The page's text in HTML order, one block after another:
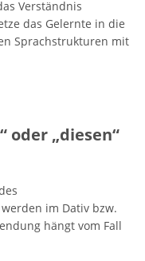
Verständnis
das Gelernte in die
Sprachstrukturen mit
oder „diesen“
im Dativ bzw.
hängt vom Fall